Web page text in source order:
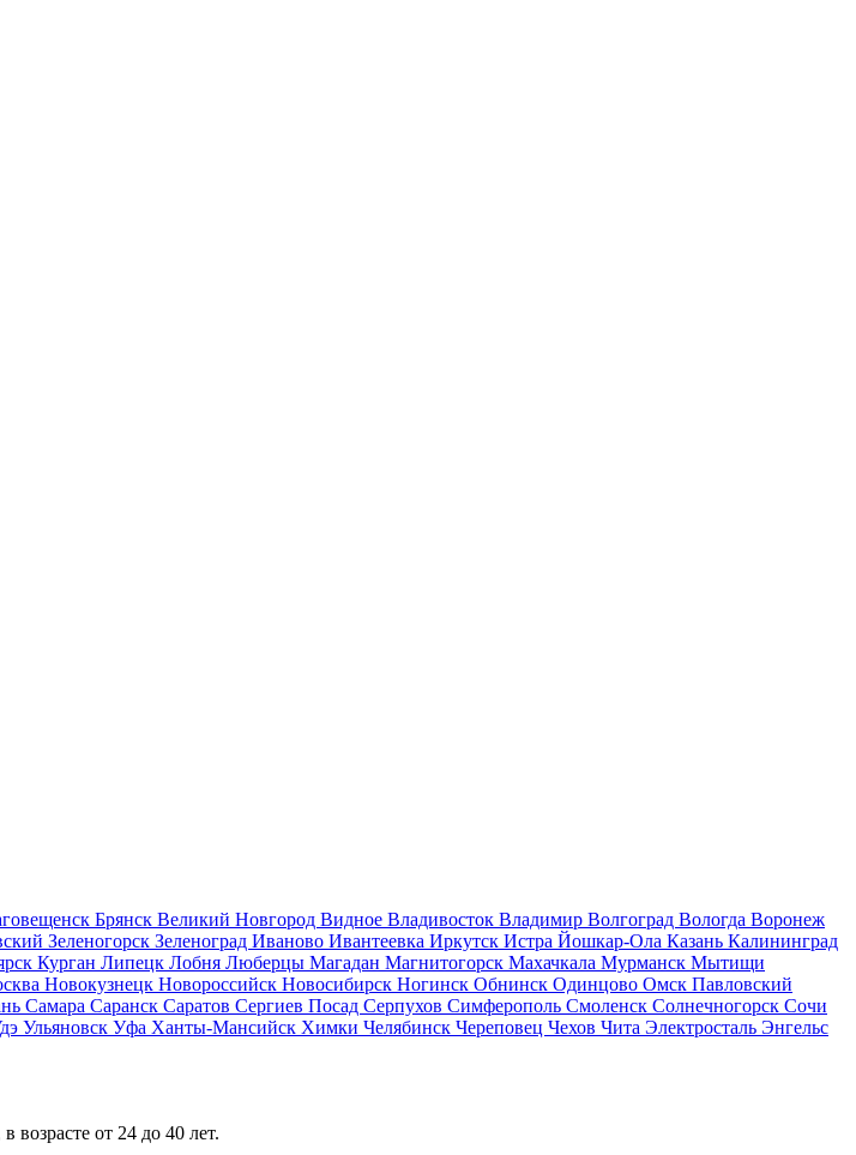
Брянск Великий Новгород Видное Владивосток Владимир Волгоград Вологда Воронеж
Зеленогорск Зеленоград Иваново Ивантеевка Иркутск Истра Йошкар-Ола Казань Калининград
Курган Липецк Лобня Люберцы Магадан Магнитогорск Махачкала Мурманск Мытищи
Новокузнецк Новороссийск Новосибирск Ногинск Обнинск Одинцово Омск Павловский
Самара Саранск Саратов Сергиев Посад Серпухов Симферополь Смоленск Солнечногорск Сочи
Ульяновск Уфа Ханты-Мансийск Химки Челябинск Череповец Чехов Чита Электросталь Энгельс
от 24 до 40 лет.